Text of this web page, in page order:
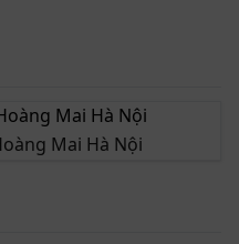
Mai Hà Nội